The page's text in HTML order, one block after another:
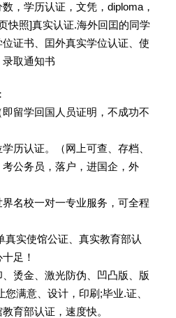
，学历认证，文凭，diploma，
快照]真实认证.海外回囯的同学
证书、囯外真实学位认证、使
取通知书
留学回国人员证明，不成功不
历认证。（网上可查、存档、
公务员，落户，进国企，外
名校一对一专业服务，可全程
实使馆公证、真实教育部认
足！
烫金、激光防伪、凹凸版、版
满意、设计，印刷;毕业.证、
育部认证，速度快。